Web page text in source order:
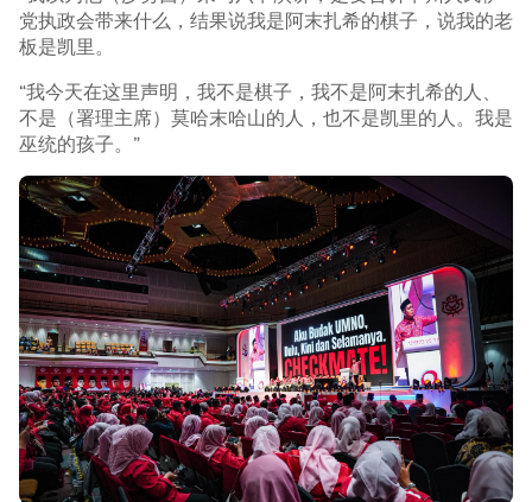
党执政会带来什么，结果说我是阿末扎希的棋子，说我的老
板是凯里。
“我今天在这里声明，我不是棋子，我不是阿末扎希的人、
不是（署理主席）莫哈末哈山的人，也不是凯里的人。我是
巫统的孩子。”